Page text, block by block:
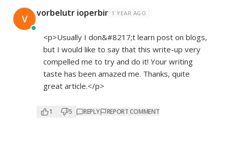
V vorbelutr ioperbir 1 YEAR AGO
<p>Usually I don&#8217;t learn post on blogs,
but I would like to say that this write-up very
compelled me to try and do it! Your writing
taste has been amazed me. Thanks, quite
great article.</p>
1 5 REPLY REPORT COMMENT